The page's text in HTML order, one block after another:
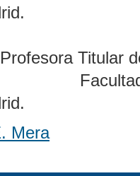
Titular de
Mera